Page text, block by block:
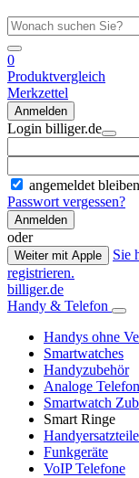
0
Produktvergleich
Merkzettel
Anmelden
Login billiger.de
angemeldet bleiben
Passwort vergessen?
Anmelden
oder
Weiter mit Apple
Sie
registrieren.
billiger.de
Handy & Telefon
Handys ohne
Smartwatches
Handyzubehör
Analoge
Smartwatch
Smart Ringe
Handyersatzteile
Funkgeräte
VoIP Telefone